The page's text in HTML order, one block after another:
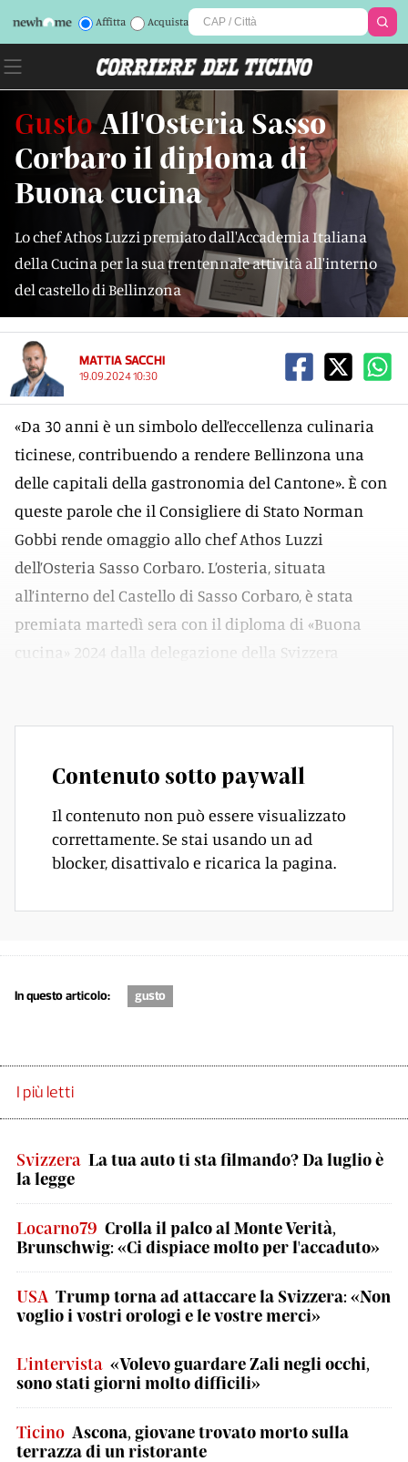
Affitta Acquista
Gusto All'Osteria Sasso
Corbaro il diploma di
Buona cucina
Lo chef Athos Luzzi premiato dall'Accademia Italiana
della Cucina per la sua trentennale attività all'interno
del castello di Bellinzona
MATTIA SACCHI
19.09.2024 10:30
«Da 30 anni è un simbolo dell’eccellenza culinaria
ticinese, contribuendo a rendere Bellinzona una
delle capitali della gastronomia del Cantone». È con
queste parole che il Consigliere di Stato Norman
Gobbi rende omaggio allo chef Athos Luzzi
dell’Osteria Sasso Corbaro. L’osteria, situata
all’interno del Castello di Sasso Corbaro, è stata
premiata martedì sera con il diploma di «Buona
cucina» 2024 dalla delegazione della Svizzera
Contenuto sotto paywall
Il contenuto non può essere visualizzato
correttamente. Se stai usando un ad
blocker, disattivalo e ricarica la pagina.
In questo articolo: gusto
I più letti
Svizzera La tua auto ti sta filmando? Da luglio è
la legge
Locarno79 Crolla il palco al Monte Verità,
Brunschwig: «Ci dispiace molto per l'accaduto»
USA Trump torna ad attaccare la Svizzera: «Non
voglio i vostri orologi e le vostre merci»
L'intervista «Volevo guardare Zali negli occhi,
sono stati giorni molto difficili»
Ticino Ascona, giovane trovato morto sulla
terrazza di un ristorante